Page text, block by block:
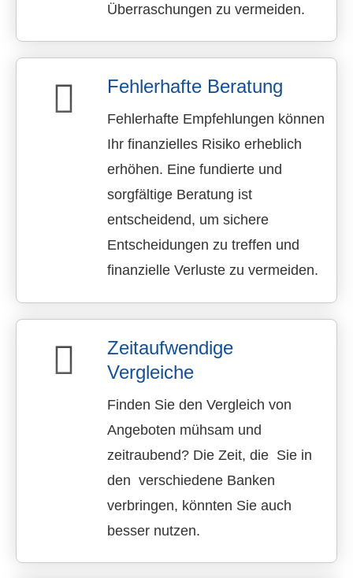
Überraschungen zu vermeiden.
Fehlerhafte Beratung
Fehlerhafte Empfehlungen können
Ihr finanzielles Risiko erheblich
erhöhen. Eine fundierte und
sorgfältige Beratung ist
entscheidend, um sichere
Entscheidungen zu treffen und
finanzielle Verluste zu vermeiden.
Zeitaufwendige
Vergleiche
Finden Sie den Vergleich von
Angeboten mühsam und
zeitraubend? Die Zeit, die Sie in
den verschiedene Banken
verbringen, könnten Sie auch
besser nutzen.